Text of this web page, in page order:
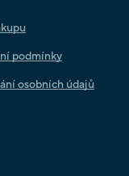
podmínky
osobních údajů